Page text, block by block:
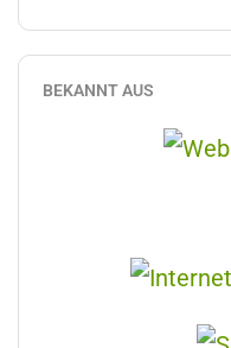
BEKANNT AUS